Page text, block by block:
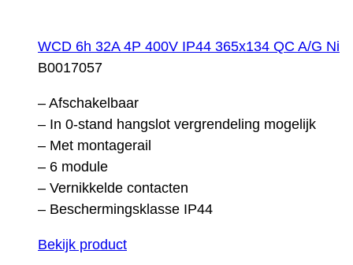
WCD 6h 32A 4P 400V IP44 365x134 QC A/G Ni
B0017057
– Afschakelbaar
– In 0-stand hangslot vergrendeling mogelijk
– Met montagerail
– 6 module
– Vernikkelde contacten
– Beschermingsklasse IP44
Bekijk product